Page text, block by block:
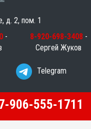
д. 2, пом. 1
-
8-920-698-3408-
Сергей Жуков
Telegram
906-555-1711